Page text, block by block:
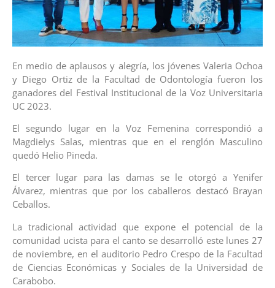
En medio de aplausos y alegría, los jóvenes Valeria Ochoa
y Diego Ortiz de la Facultad de Odontología fueron los
ganadores del Festival Institucional de la Voz Universitaria
UC 2023.
El segundo lugar en la Voz Femenina correspondió a
Magdielys Salas, mientras que en el renglón Masculino
quedó Helio Pineda.
El tercer lugar para las damas se le otorgó a Yenifer
Álvarez, mientras que por los caballeros destacó Brayan
Ceballos.
La tradicional actividad que expone el potencial de la
comunidad ucista para el canto se desarrolló este lunes 27
de noviembre, en el auditorio Pedro Crespo de la Facultad
de Ciencias Económicas y Sociales de la Universidad de
Carabobo.